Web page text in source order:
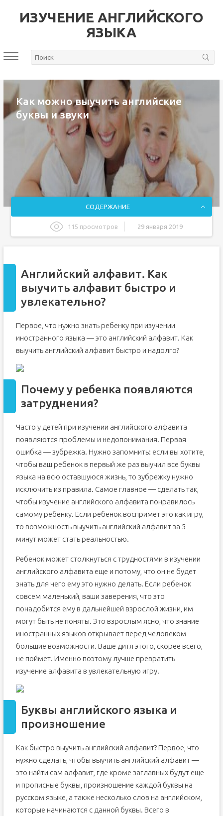
ИЗУЧЕНИЕ АНГЛИЙСКОГО
ЯЗЫКА
Как можно выучить английские
буквы и звуки
СОДЕРЖАНИЕ
115 просмотров 29 января 2019
Буквы английского языка и произношение
Учим английский алфавит при помощи прописей
Учим иностранный алфавит и поем песенки
Как быстро выучить английский алфавит?
Как выучить английский алфавит: упражнения для всех
возрастов
Повторение – мать учения
Обучающие игры для детей и школьников
«Spell the word» или «Скажи слово по буквам»
«Что отсутствует?»
Что еще поможет при изучении?
Английский алфавит (English Alphabet). Буквы, звуки,
методы запоминания
Английские буквы – давайте знакомиться
Звуки английского языка
Совет второй
Совет третий
Английский алфавит. Как
выучить алфавит быстро и
увлекательно?
Первое, что нужно знать ребенку при изучении
иностранного языка — это английский алфавит. Как
выучить английский алфавит быстро и надолго?
Почему у ребенка появляются
затруднения?
Часто у детей при изучении английского алфавита
появляются проблемы и недопонимания. Первая
ошибка — зубрежка. Нужно запомнить: если вы хотите,
чтобы ваш ребенок в первый же раз выучил все буквы
языка на всю оставшуюся жизнь, то зубрежку нужно
исключить из правила. Самое главное — сделать так,
чтобы изучение английского алфавита понравилось
самому ребенку. Если ребенок воспримет это как игру,
то возможность выучить английский алфавит за 5
минут может стать реальностью.
Ребенок может столкнуться с трудностями в изучении
английского алфавита еще и потому, что он не будет
знать для чего ему это нужно делать. Если ребенок
совсем маленький, ваши заверения, что это
понадобится ему в дальнейшей взрослой жизни, им
могут быть не поняты. Это взрослым ясно, что знание
иностранных языков открывает перед человеком
большие возможности. Ваше дитя этого, скорее всего,
не поймет. Именно поэтому лучше превратить
изучение алфавита в увлекательную игру.
Буквы английского языка и
произношение
Как быстро выучить английский алфавит? Первое, что
нужно сделать, чтобы выучить английский алфавит —
это найти сам алфавит, где кроме заглавных будут еще
и прописные буквы, произношение каждой буквы на
русском языке, а также несколько слов на английском,
которые начинаются с данной буквы. Всего в